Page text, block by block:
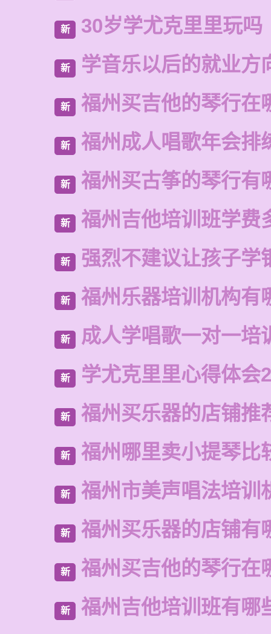
新 30岁学尤克里里玩吗
新 学音乐以后的就业方
新 福州买吉他的琴行在
新 福州成人唱歌年会排
新 福州买古筝的琴行有
新 福州吉他培训班学费
新 强烈不建议让孩子学
新 福州乐器培训机构有
新 成人学唱歌一对一培
新 学尤克里里心得体会
新 福州买乐器的店铺推
新 福州哪里卖小提琴比
新 福州市美声唱法培训
新 福州买乐器的店铺有
新 福州买吉他的琴行在
新 福州吉他培训班有哪